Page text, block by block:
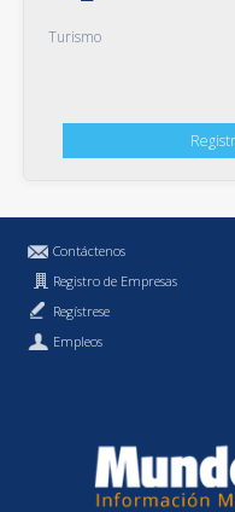
Turismo
Contáctenos
Registro de Empresas
Regístrese
Empleos